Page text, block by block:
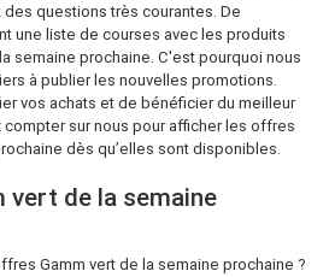
des questions très courantes. De
une liste de courses avec les produits
semaine prochaine. C'est pourquoi nous
à publier les nouvelles promotions.
vos achats et de bénéficier du meilleur
sur nous pour afficher les offres
dès qu’elles sont disponibles.
vert de la semaine
Gamm vert de la semaine prochaine ?